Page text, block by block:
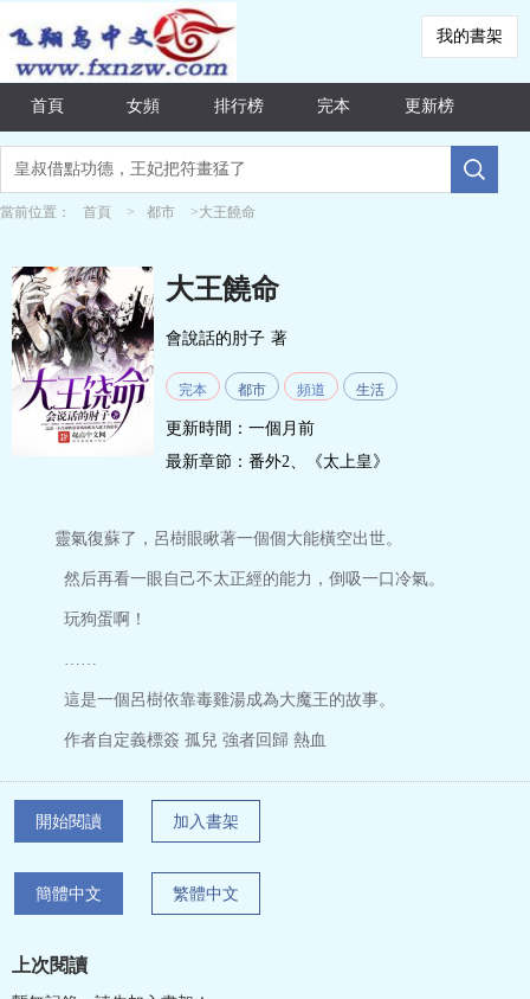
我的書架
首頁 女頻 排行榜 完本 更新榜
當前位置： 首頁 > 都市 >大王饒命
大王饒命
會說話的肘子 著
完本 都市 頻道 生活
更新時間：一個月前
最新章節： 番外2、《太上皇》
靈氣復蘇了，呂樹眼瞅著一個個大能橫空出世。
然后再看一眼自己不太正經的能力，倒吸一口冷氣。
玩狗蛋啊！
……
這是一個呂樹依靠毒雞湯成為大魔王的故事。
作者自定義標簽 孤兒 強者回歸 熱血
開始閱讀 加入書架
簡體中文 繁體中文
上次閱讀